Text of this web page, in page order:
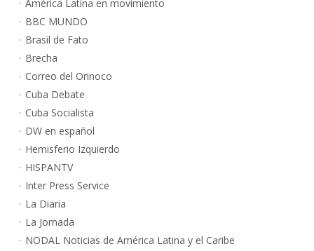
América Latina en movimiento
BBC MUNDO
Brasil de Fato
Brecha
Correo del Orinoco
Cuba Debate
Cuba Socialista
DW en español
Hemisferio Izquierdo
HISPANTV
Inter Press Service
La Diaria
La Jornada
NODAL Noticias de América Latina y el Caribe